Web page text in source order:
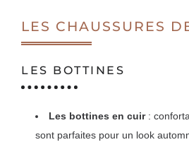
LES CHAUSSURES
LES BOTTINES
Les bottines en cuir:
sont parfaites pour un look